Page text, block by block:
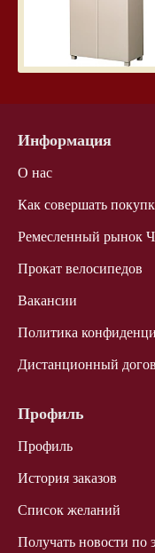
Информация
О нас
Как совершать
Ремесленный рынок
Прокат велосипедов
Вакансии
Политика
Дистанционный
Профиль
Профиль
История заказов
Список желаний
Получать новости по